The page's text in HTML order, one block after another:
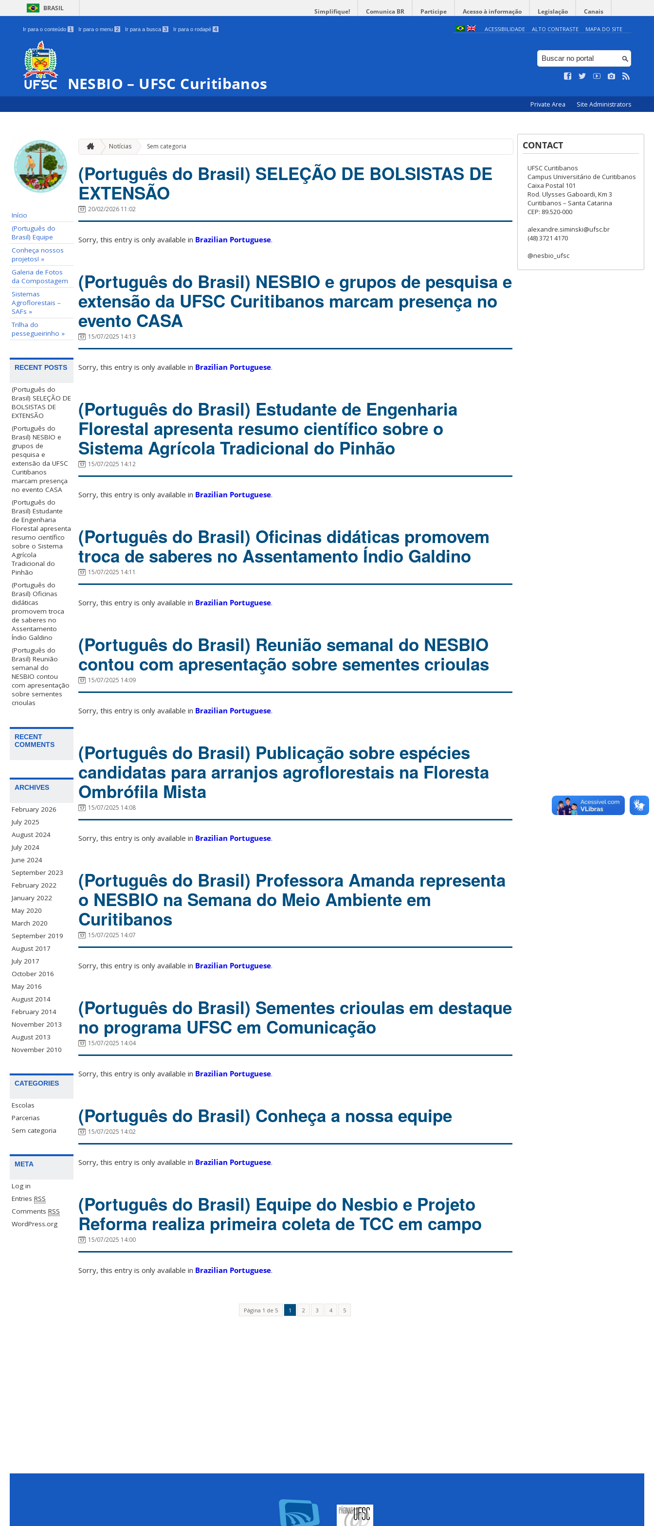
BRASIL Simplifique! Comunica BR Participe Acesso à informação Legislação Canais
Ir para o conteúdo 1 Ir para o menu 2 Ir para a busca 3 Ir para o rodapé 4 ACESSIBILIDADE ALTO CONTRASTE MAPA DO SITE
NESBIO – UFSC Curitibanos
Private Area Site Administrators
Início
(Português do
Brasil) Equipe
Conheça nossos
projetos! »
Galeria de Fotos
da Compostagem
Sistemas
Agroflorestais –
SAFs »
Trilha do
pessegueirinho »
RECENT POSTS
(Português do
Brasil) SELEÇÃO DE
BOLSISTAS DE
EXTENSÃO
(Português do
Brasil) NESBIO e
grupos de
pesquisa e
extensão da UFSC
Curitibanos
marcam presença
no evento CASA
(Português do
Brasil) Estudante
de Engenharia
Florestal apresenta
resumo científico
sobre o Sistema
Agrícola
Tradicional do
Pinhão
(Português do
Brasil) Oficinas
didáticas
promovem troca
de saberes no
Assentamento
Índio Galdino
(Português do
Brasil) Reunião
semanal do
NESBIO contou
com apresentação
sobre sementes
crioulas
RECENT
COMMENTS
ARCHIVES
February 2026
July 2025
August 2024
July 2024
June 2024
September 2023
February 2022
January 2022
May 2020
March 2020
September 2019
August 2017
July 2017
October 2016
May 2016
August 2014
February 2014
November 2013
August 2013
November 2010
CATEGORIES
Escolas
Parcerias
Sem categoria
META
Log in
EntriesRSS
CommentsRSS
WordPress.org
Notícias Sem categoria
(Português do Brasil) SELEÇÃO DE BOLSISTAS DE
EXTENSÃO
20/02/2026 11:02
Sorry, this entry is only available in Brazilian Portuguese.
(Português do Brasil) NESBIO e grupos de pesquisa e
extensão da UFSC Curitibanos marcam presença no
evento CASA
15/07/2025 14:13
Sorry, this entry is only available in Brazilian Portuguese.
(Português do Brasil) Estudante de Engenharia
Florestal apresenta resumo científico sobre o
Sistema Agrícola Tradicional do Pinhão
15/07/2025 14:12
Sorry, this entry is only available in Brazilian Portuguese.
(Português do Brasil) Oficinas didáticas promovem
troca de saberes no Assentamento Índio Galdino
15/07/2025 14:11
Sorry, this entry is only available in Brazilian Portuguese.
(Português do Brasil) Reunião semanal do NESBIO
contou com apresentação sobre sementes crioulas
15/07/2025 14:09
Sorry, this entry is only available in Brazilian Portuguese.
(Português do Brasil) Publicação sobre espécies
candidatas para arranjos agroflorestais na Floresta
Ombrófila Mista
15/07/2025 14:08
Sorry, this entry is only available in Brazilian Portuguese.
(Português do Brasil) Professora Amanda representa
o NESBIO na Semana do Meio Ambiente em
Curitibanos
15/07/2025 14:07
Sorry, this entry is only available in Brazilian Portuguese.
(Português do Brasil) Sementes crioulas em destaque
no programa UFSC em Comunicação
15/07/2025 14:04
Sorry, this entry is only available in Brazilian Portuguese.
(Português do Brasil) Conheça a nossa equipe
15/07/2025 14:02
Sorry, this entry is only available in Brazilian Portuguese.
(Português do Brasil) Equipe do Nesbio e Projeto
Reforma realiza primeira coleta de TCC em campo
15/07/2025 14:00
Sorry, this entry is only available in Brazilian Portuguese.
Página 1 de 5 1 2 3 4 5
CONTACT
UFSC Curitibanos
Campus Universitário de Curitibanos
Caixa Postal 101
Rod. Ulysses Gaboardi, Km 3
Curitibanos – Santa Catarina
CEP: 89.520-000
alexandre.siminski@ufsc.br
(48) 3721 4170
@nesbio_ufsc